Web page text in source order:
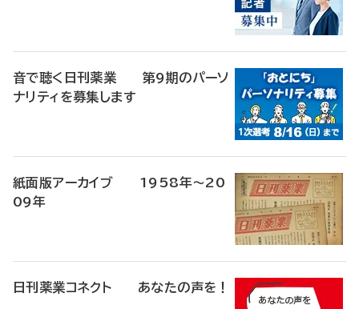
音で聴く日刊薬業 第9期のパーソ
ナリティを募集します
紙面版アーカイブ 1958年～20
09年
日刊薬業コネクト あなたの声を！